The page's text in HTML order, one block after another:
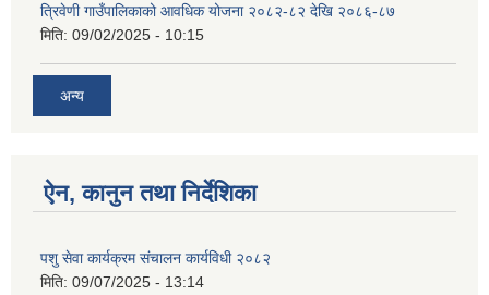
त्रिवेणी गाउँपालिकाको आवधिक योजना २०८२-८२ देखि २०८६-८७
मिति: 09/02/2025 - 10:15
अन्य
ऐन, कानुन तथा निर्देशिका
पशु सेवा कार्यक्रम संचालन कार्यविधी २०८२
मिति: 09/07/2025 - 13:14